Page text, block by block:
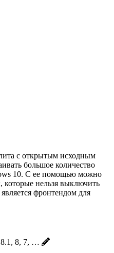
с открытым исходным
большое количество
10. С ее помощью можно
нельзя выключить
фронтендом для
8.1, 8, 7, …